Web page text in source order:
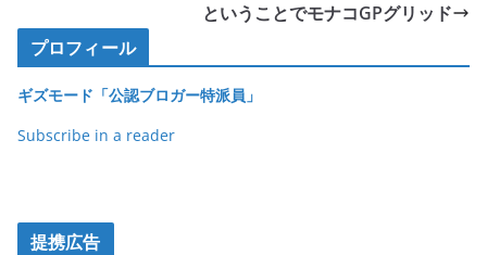
o
o
k
ということでモナコGPグリッド
プロフィール
ギズモード「公認ブロガー特派員」
Subscribe in a reader
提携広告